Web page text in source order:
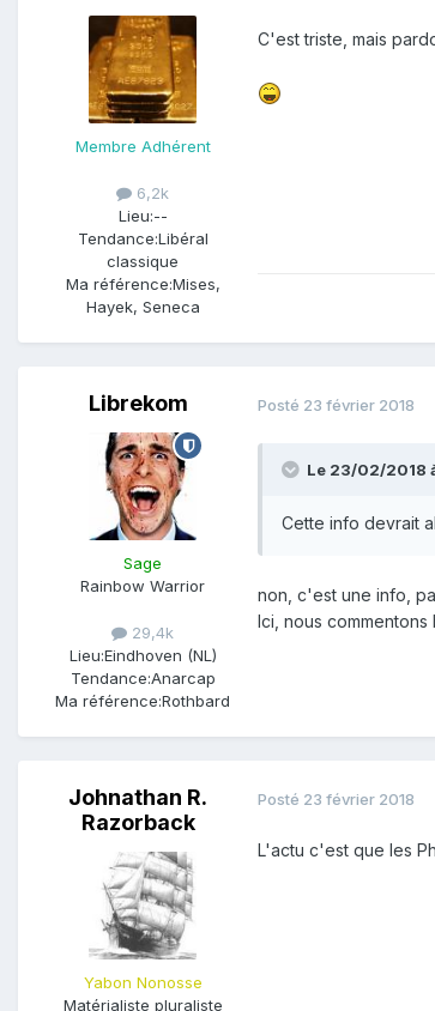
Membre Adhérent
6,2k
Lieu:--
Tendance:Libéral
classique
Ma référence:Mises,
Hayek, Seneca
C'est triste, mais
Librekom
Sage
Rainbow Warrior
29,4k
Lieu:Eindhoven (NL)
Tendance:Anarcap
Ma référence:Rothbard
Posté 23 février 2018
Le 23/02/2018
Cette info devrait
non, c'est une info,
Ici, nous
Johnathan R.
Razorback
Yabon Nonosse
Matérialiste pluraliste
Posté 23 février 2018
L'actu c'est que les